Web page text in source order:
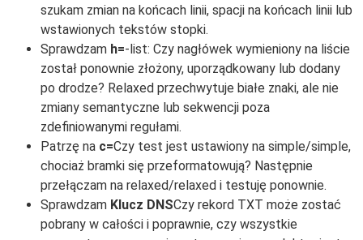
szukam zmian na końcach linii, spacji na końcach linii lub
wstawionych tekstów stopki.
Sprawdzam h=-list: Czy nagłówek wymieniony na liście
został ponownie złożony, uporządkowany lub dodany
po drodze? Relaxed przechwytuje białe znaki, ale nie
zmiany semantyczne lub sekwencji poza
zdefiniowanymi regułami.
Patrzę na c=Czy test jest ustawiony na simple/simple,
chociaż bramki się przeformatowują? Następnie
przełączam na relaxed/relaxed i testuję ponownie.
Sprawdzam Klucz DNSCzy rekord TXT może zostać
pobrany w całości i poprawnie, czy wszystkie